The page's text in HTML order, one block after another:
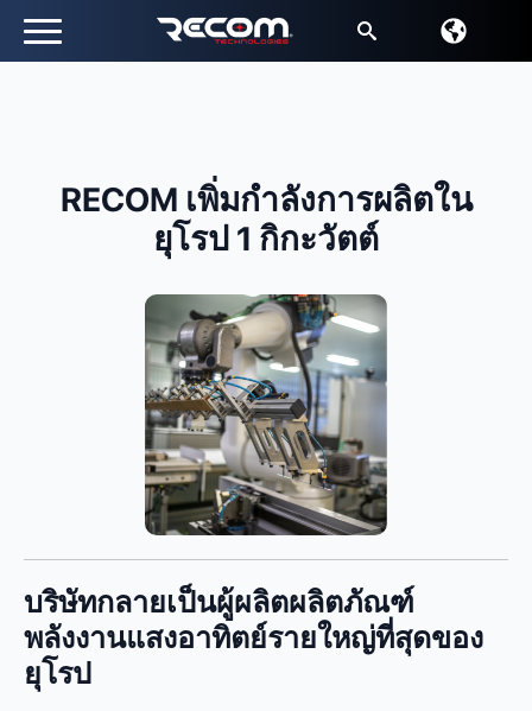
RECOM เพิ่มกําลังการผลิตใน
ยุโรป 1 กิกะวัตต์
บริษัทกลายเป็นผู้ผลิตผลิตภัณฑ์
พลังงานแสงอาทิตย์รายใหญ่ที่สุดของ
ยุโรป